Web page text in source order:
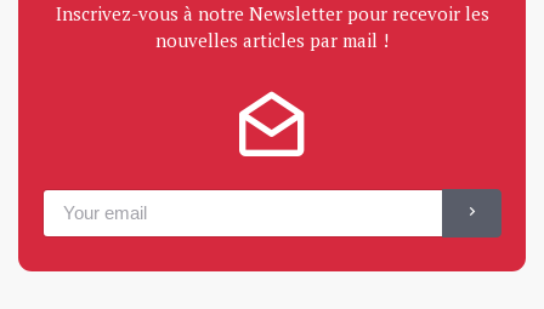
Inscrivez-vous à notre Newsletter pour recevoir les
nouvelles articles par mail !